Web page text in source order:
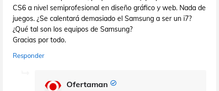
CS6 a nivel semiprofesional en diseño gráfico y web. Nada de
juegos. ¿Se calentará demasiado el Samsung a ser un i7?
¿Qué tal son los equipos de Samsung?
Gracias por todo.
Responder
Ofertaman